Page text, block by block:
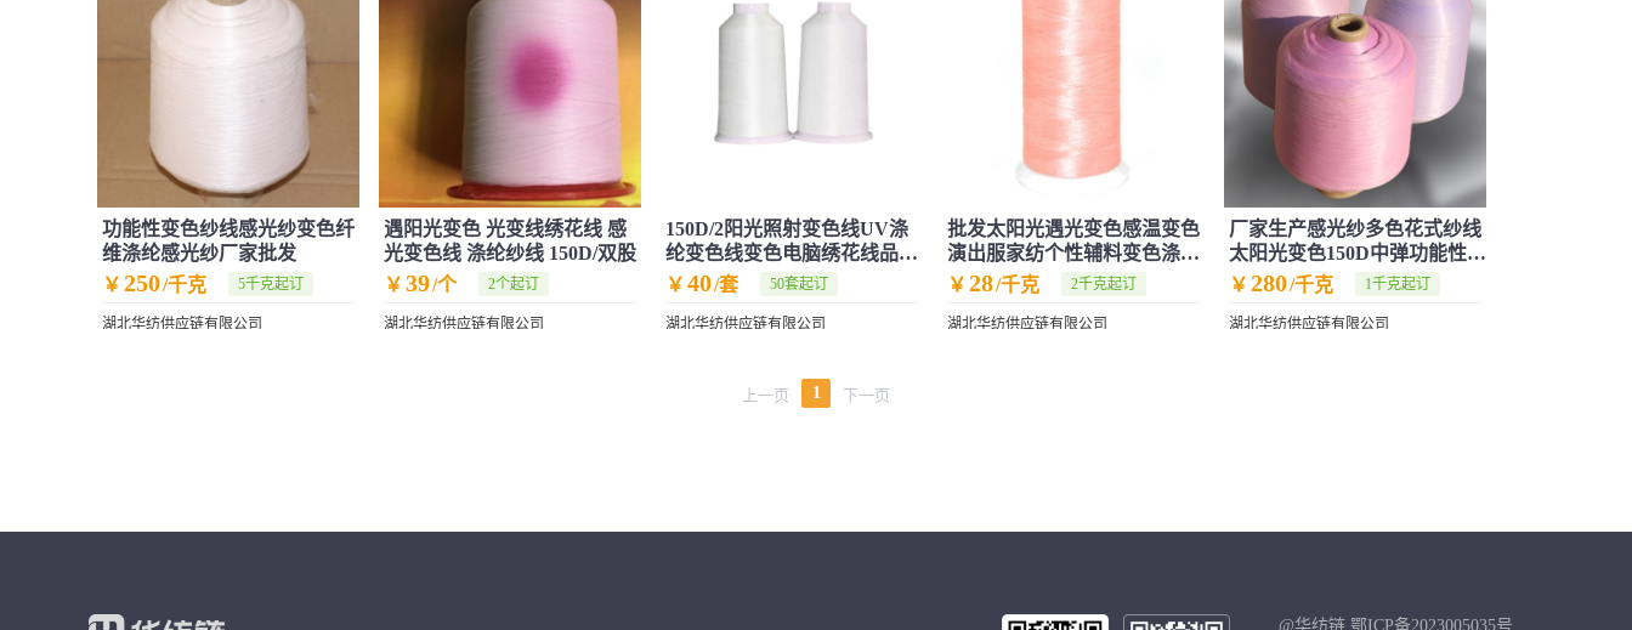
功能性变色纱线感光纱变色纤
维涤纶感光纱厂家批发
￥ 250/千克 5千克起订
湖北华纺供应链有限公司
遇阳光变色 光变线绣花线 感
光变色线 涤纶纱线 150D/双股
￥ 39/个 2个起订
湖北华纺供应链有限公司
150D/2阳光照射变色线UV涤
纶变色线变色电脑绣花线品牌
专供
￥ 40/套 50套起订
湖北华纺供应链有限公司
批发太阳光遇光变色感温变色
演出服家纺个性辅料变色涤纶
纱线
￥ 28/千克 2千克起订
湖北华纺供应链有限公司
厂家生产感光纱多色花式纱线
太阳光变色150D中弹功能性感
光纱批发
￥ 280/千克 1千克起订
湖北华纺供应链有限公司
上一页 1 下一页
@华纺链 鄂ICP备2023005035号